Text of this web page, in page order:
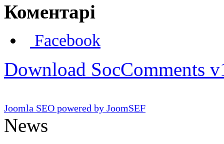
Коментарі
Facebook
Download SocComments
Joomla SEO powered by JoomSEF
News